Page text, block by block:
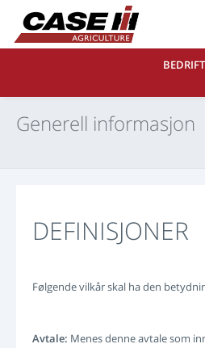
BEDRIFT
Generell informasjon
DEFINISJONER
Følgende vilkår skal ha den
Avtale: Menes denne avtale som